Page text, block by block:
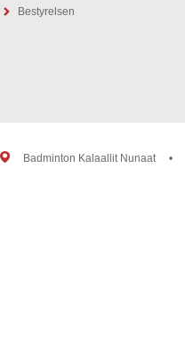
Bestyrelsen
Badminton Kalaallit Nunaat •